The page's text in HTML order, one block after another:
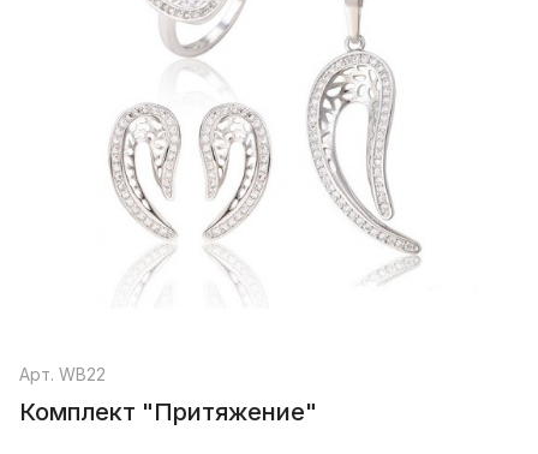
Арт. WB22
Комплект "Притяжение"